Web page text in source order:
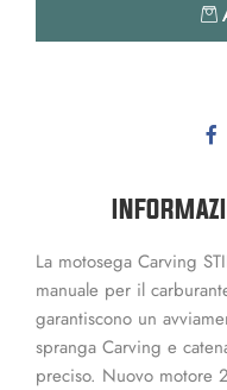
La motosega Carving
manuale per il
garantiscono un
spranga Carving e
preciso. Nuovo motore